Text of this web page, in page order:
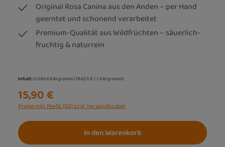
Original Rosa Canina aus den Anden – per Hand
geerntet und schonend verarbeitet
Premium-Qualität aus Wildfrüchten – säuerlich-
fruchtig & naturrein
Inhalt:0.0864 Kilogramm(184,03 € / 1 Kilogramm)
15,90 €
Preise inkl. MwSt. (DE) zzgl. Versandkosten
In den Warenkorb